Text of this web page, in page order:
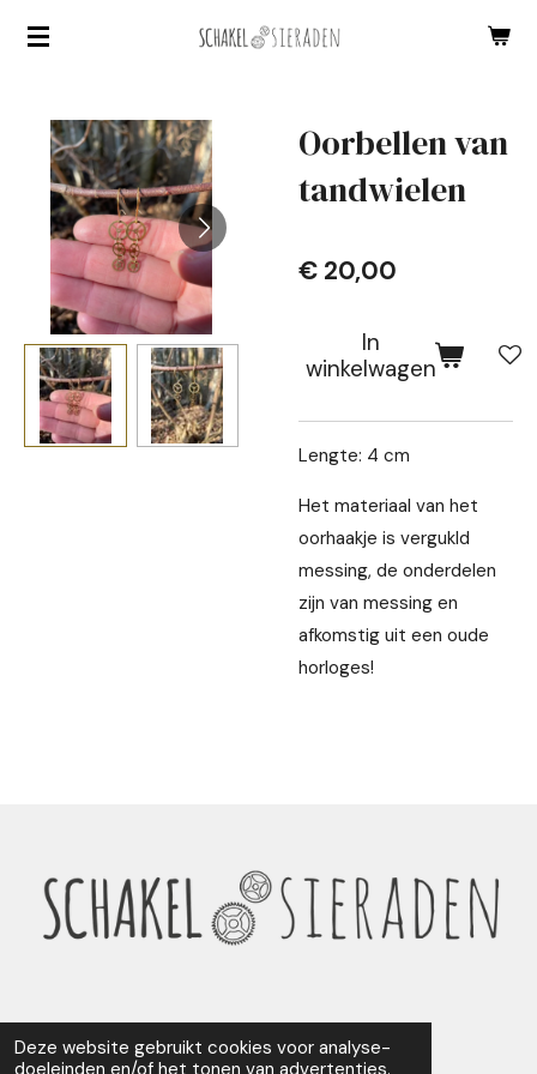
Deze website gebruikt cookies voor analyse-
doeleinden en/of het tonen van advertenties.
Ga
hoofdinhoud
Oorbellen van
tandwielen
€ 20,00
In
winkelwagen
Lengte: 4 cm
Het materiaal van het
oorhaakje is vergukld
messing, de onderdelen
zijn van messing en
afkomstig uit een oude
horloges!